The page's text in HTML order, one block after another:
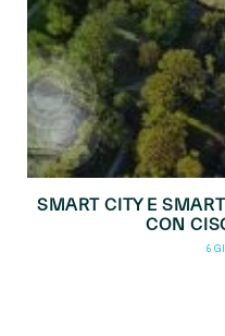
SMART CITY E
CON
6